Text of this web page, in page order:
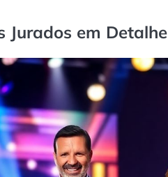
Jurados em Detalhe